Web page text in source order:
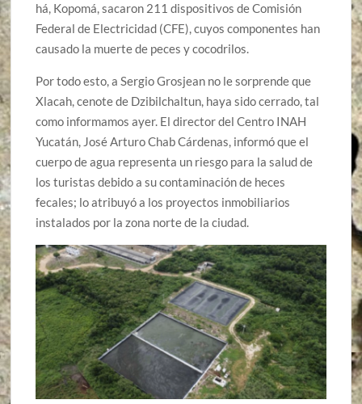
há, Kopomá, sacaron 211 dispositivos de Comisión
Federal de Electricidad (CFE), cuyos componentes han
causado la muerte de peces y cocodrilos.
Por todo esto, a Sergio Grosjean no le sorprende que
Xlacah, cenote de Dzibilchaltun, haya sido cerrado, tal
como informamos ayer. El director del Centro INAH
Yucatán, José Arturo Chab Cárdenas, informó que el
cuerpo de agua representa un riesgo para la salud de
los turistas debido a su contaminación de heces
fecales; lo atribuyó a los proyectos inmobiliarios
instalados por la zona norte de la ciudad.